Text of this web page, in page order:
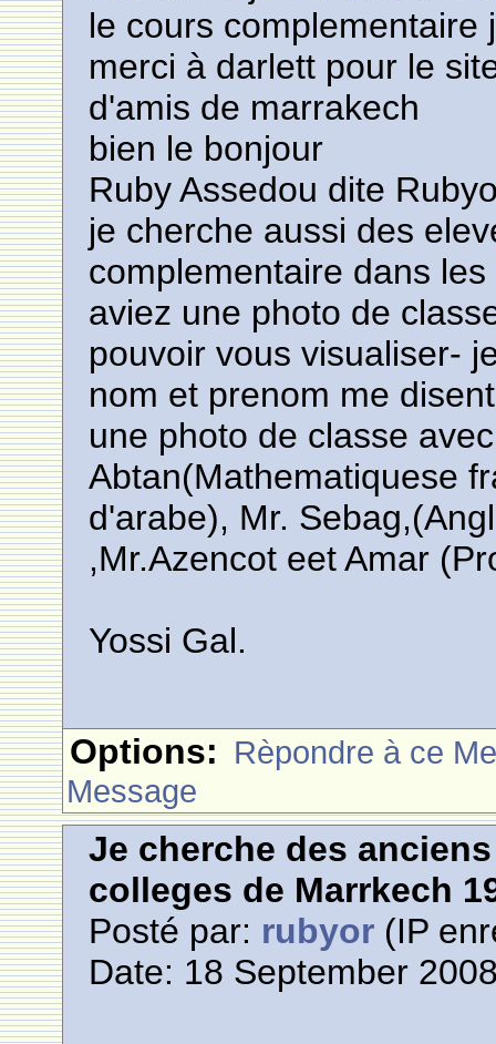
le cours
merci à darlett pour le
d'amis de marrakech
bien le bonjour
Ruby Assedou dite
je cherche aussi des
complementaire dans
aviez une photo de
pouvoir vous visualiser-
nom et prenom me
une photo de classe
Abtan(Mathematiquese
d'arabe), Mr.
,Mr.Azencot eet Amar
Yossi Gal.
Options: Rèpondre à ce
Message
Je cherche des
colleges de Marrkech
Posté par: rubyor (IP
Date: 18 September